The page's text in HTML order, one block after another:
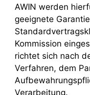
AWIN werden
geeignete
Kommission
richtet sich nach
Verfahren, dem
Verarbeitung.